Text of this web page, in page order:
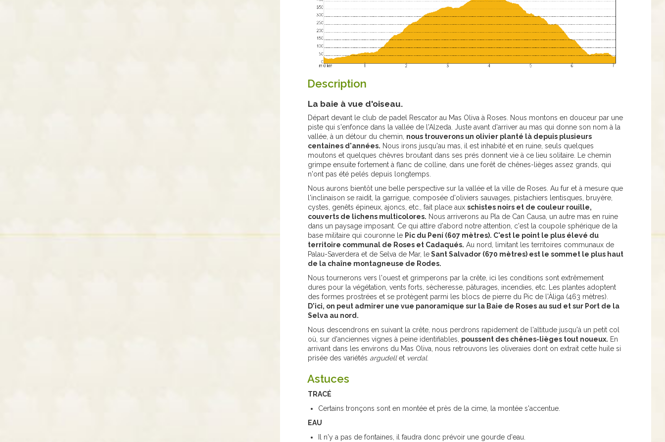
Description
La baie à vue d'oiseau.
Départ devant le club de padel Rescator au Mas Oliva à Roses. Nous montons en douceur par une
piste qui s'enfonce dans la vallée de l'Alzeda. Juste avant d'arriver au mas qui donne son nom à la
vallée, à un détour du chemin, nous trouverons un olivier planté là depuis plusieurs
centaines d'années. Nous irons jusqu'au mas, il est inhabité et en ruine, seuls quelques
moutons et quelques chèvres broutant dans ses prés donnent vie à ce lieu solitaire. Le chemin
grimpe ensuite fortement à flanc de colline, dans une forêt de chênes-lièges assez grands, qui
n'ont pas été pelés depuis longtemps.
Nous aurons bientôt une belle perspective sur la vallée et la ville de Roses. Au fur et à mesure que
l'inclinaison se raidit, la garrigue, composée d'oliviers sauvages, pistachiers lentisques, bruyère,
cystes, genêts épineux, ajoncs, etc., fait place aux schistes noirs et de couleur rouille,
couverts de lichens multicolores. Nous arriverons au Pla de Can Causa, un autre mas en ruine
dans un paysage imposant. Ce qui attire d'abord notre attention, c'est la coupole sphérique de la
base militaire qui couronne le Pic du Pení (607 mètres). C'est le point le plus élevé du
territoire communal de Roses et Cadaqués. Au nord, limitant les territoires communaux de
Palau-Saverdera et de Selva de Mar, leSant Salvador (670 mètres) est le sommet le plus haut
de la chaîne montagneuse de Rodes.
Nous tournerons vers l'ouest et grimperons par la crête, ici les conditions sont extrêmement
dures pour la végétation, vents forts, sècheresse, pâturages, incendies, etc. Les plantes adoptent
des formes prostrées et se protègent parmi les blocs de pierre du Pic de l'Àliga (463 mètres).
D'ici, on peut admirer une vue panoramique sur la Baie de Roses au sud et sur Port de la
Selva au nord.
Nous descendrons en suivant la crête, nous perdrons rapidement de l'altitude jusqu'à un petit col
où, sur d'anciennes vignes à peine identifiables, poussent des chênes-lièges tout noueux. En
arrivant dans les environs du Mas Oliva, nous retrouvons les oliveraies dont on extrait cette huile si
prisée des variétés argudellet verdal.
Astuces
TRACÉ
Certains tronçons sont en montée et près de la cime, la montée s'accentue.
EAU
Il n'y a pas de fontaines, il faudra donc prévoir une gourde d'eau.